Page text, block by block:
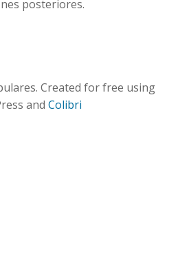
posteriores.
Created for free using
and Colibri